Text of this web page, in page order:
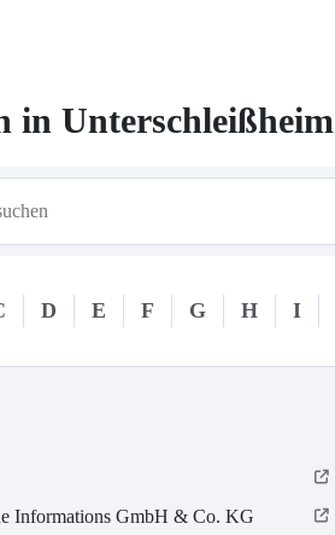
in Unterschleißheim
D E F G H I
Informations GmbH & Co. KG